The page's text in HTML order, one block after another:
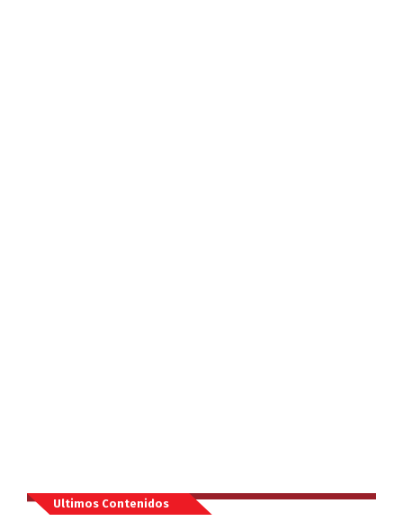
Ultimos Contenidos